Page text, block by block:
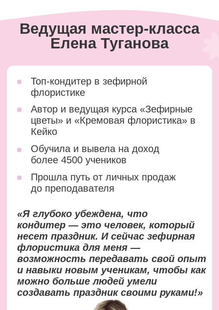
АНО ДПО “Академия кондитерского искусства”
ОГРН 1215400030010
Политика конфиденциальности
Договор оферты